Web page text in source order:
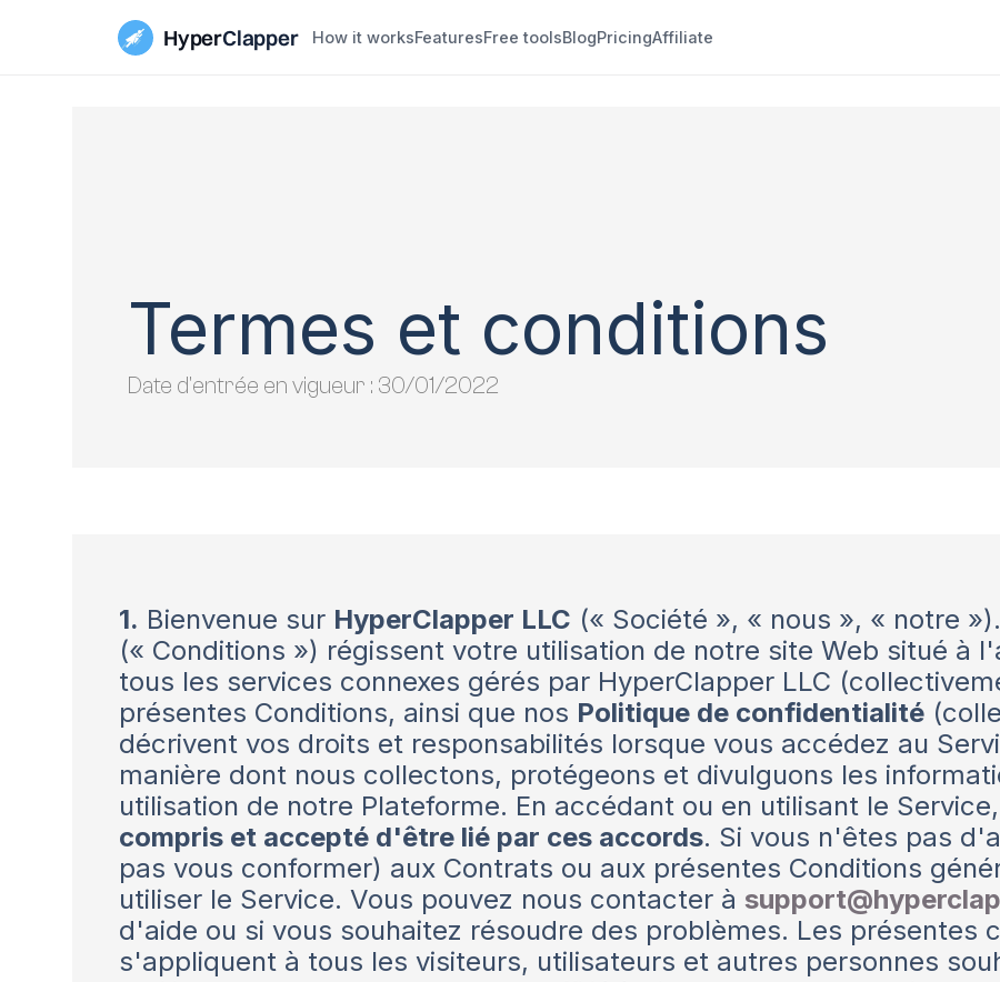
HyperClapper How it worksFeaturesFree toolsBlogPricingAffiliate
Termes et conditions
Date d'entrée en vigueur : 30/01/2022
1. Bienvenue sur HyperClapper LLC (« Société », « nous », « notre
(« Conditions ») régissent votre utilisation de notre site Web situé à
tous les services connexes gérés par HyperClapper LLC
présentes Conditions, ainsi que nos Politique de confidentialité
décrivent vos droits et responsabilités lorsque vous accédez au
manière dont nous collectons, protégeons et divulguons les
utilisation de notre Plateforme. En accédant ou en utilisant le
compris et accepté d'être lié par ces accords. Si vous n'êtes pas
pas vous conformer) aux Contrats ou aux présentes Conditions
utiliser le Service. Vous pouvez nous contacter à
d'aide ou si vous souhaitez résoudre des problèmes. Les présentes
s'appliquent à tous les visiteurs, utilisateurs et autres personnes